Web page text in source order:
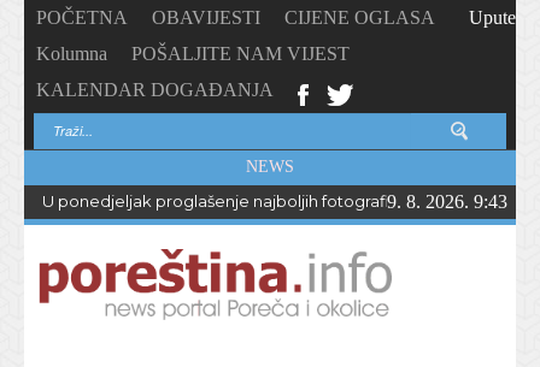
POČETNA OBAVIJESTI
CIJENE OGLASA
Kolumna
POŠALJITE NAM VIJEST
KALENDAR DOGAĐANJA
Upute
NEWS
U ponedjeljak proglašenje najboljih fotografija – PhotoCity2026
9. 8. 2026. 9:43